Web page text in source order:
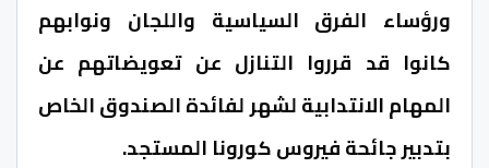
ورؤساء الفرق السياسية واللجان ونوابهم
كانوا قد قرروا التنازل عن تعويضاتهم عن
المهام الانتدابية لشهر لفائدة الصندوق الخاص
بتدبير جائحة فيروس كورونا المستجد.